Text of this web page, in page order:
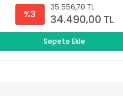
%3
35.556,70 TL
34.490,00 TL
Sepete Ekle